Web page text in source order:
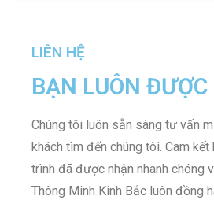
LIÊN HỆ
BẠN LUÔN
Chúng tôi luôn sẵn sàng tư vấn
khách tìm đến chúng tôi. Cam
trình đã được nhận nhanh chóng
Thông Minh Kinh Bắc luôn đồng